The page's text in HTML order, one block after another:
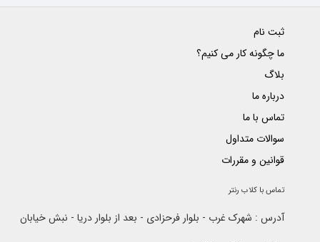
ثبت نام
ما چگونه کار می کنیم؟
بلاگ
درباره ما
تماس با ما
سوالات متداول
قوانین و مقررات
تماس با کلاب رنتر
آدرس : شهرک غرب - بلوار فرحزادی - بعد از بلوار دریا - نبش خیابان